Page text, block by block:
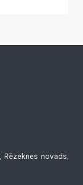
novads,